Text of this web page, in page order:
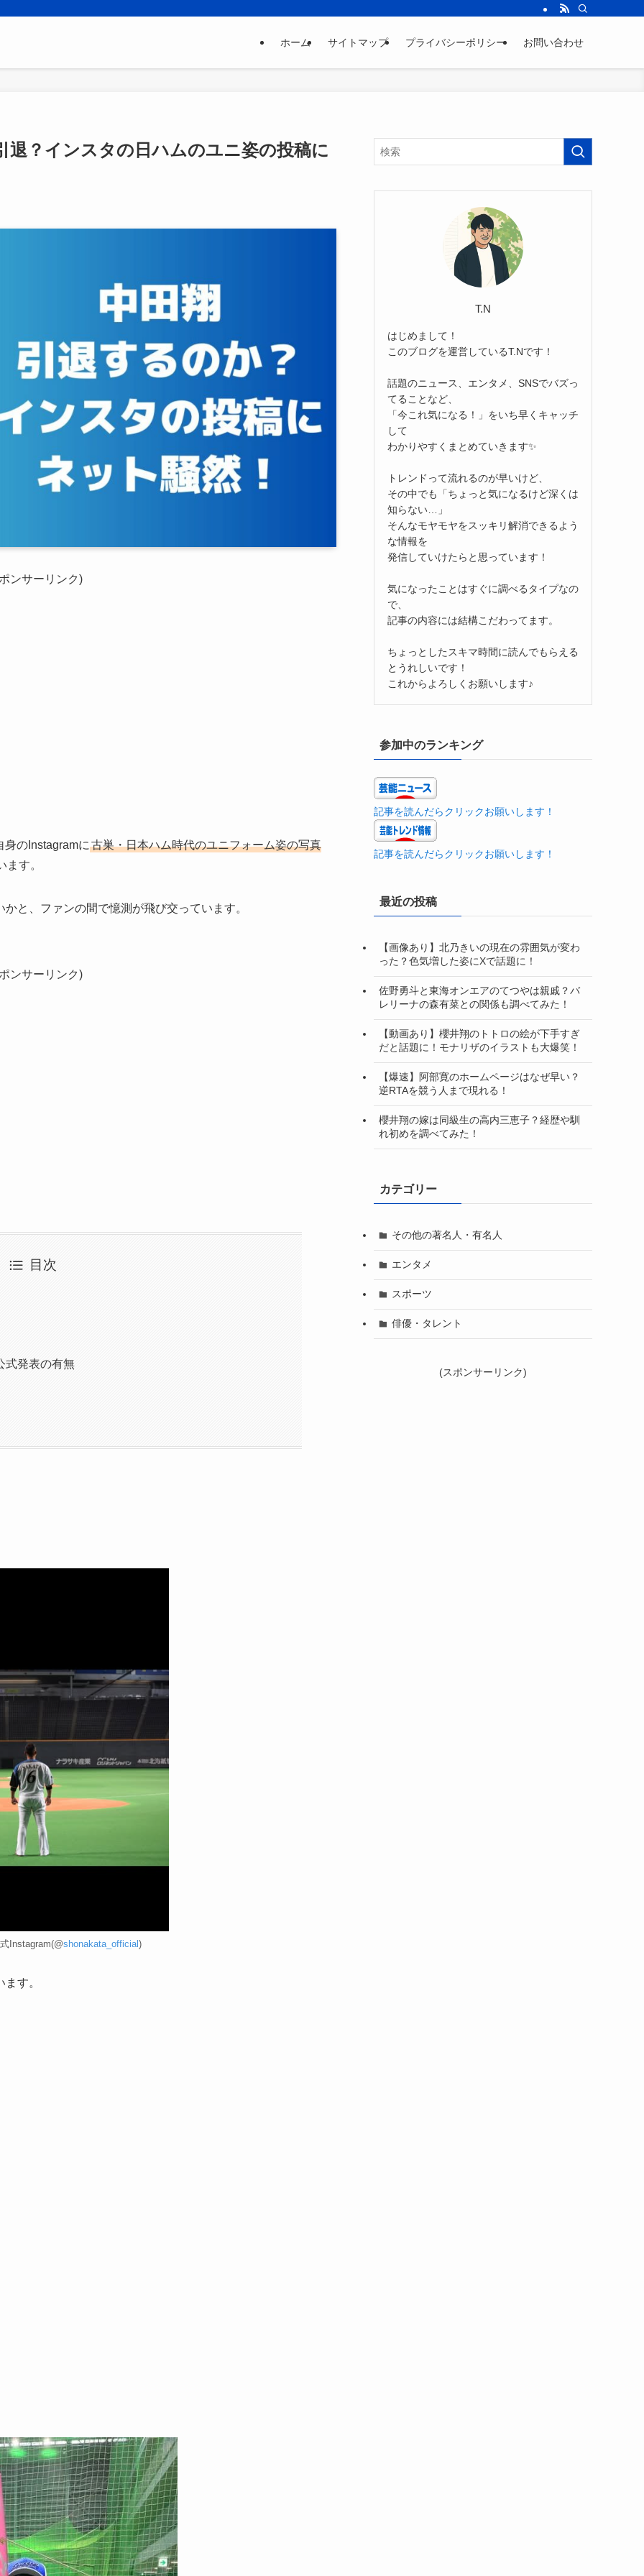
ホーム サイトマップ プライバシーポリシー お問い合わせ
退？インスタの日ハムのユニ姿の投稿に
ンサーリンク)
のInstagramに古巣・日本ハム時代のユニフォーム姿の写真
す。
と、ファンの間で憶測が飛び交っています。
ンサーリンク)
目次
式発表の有無
Instagram(@shonakata_official)
す。
T.N
はじめまして！
このブログを運営しているT.Nです！
話題のニュース、エンタメ、SNSでバズっ
てることなど、
「今これ気になる！」をいち早くキャッチ
して
わかりやすくまとめていきます✨
トレンドって流れるのが早いけど、
その中でも「ちょっと気になるけど深くは
知らない…」
そんなモヤモヤをスッキリ解消できるよう
な情報を
発信していけたらと思っています！
気になったことはすぐに調べるタイプなの
で、
記事の内容には結構こだわってます。
ちょっとしたスキマ時間に読んでもらえる
とうれしいです！
これからよろしくお願いします♪
参加中のランキング
記事を読んだらクリックお願いします！
記事を読んだらクリックお願いします！
最近の投稿
【画像あり】北乃きいの現在の雰囲気が変わ
った？色気増した姿にXで話題に！
佐野勇斗と東海オンエアのてつやは親戚？バ
レリーナの森有菜との関係も調べてみた！
【動画あり】櫻井翔のトトロの絵が下手すぎ
だと話題に！モナリザのイラストも大爆笑！
【爆速】阿部寛のホームページはなぜ早い？
逆RTAを競う人まで現れる！
櫻井翔の嫁は同級生の高内三恵子？経歴や馴
れ初めを調べてみた！
カテゴリー
その他の著名人・有名人
エンタメ
スポーツ
俳優・タレント
(スポンサーリンク)